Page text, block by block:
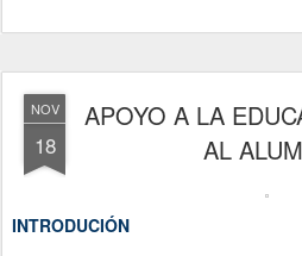
NOV
18
APOYO A LA
AL
INTRODUCIÓN